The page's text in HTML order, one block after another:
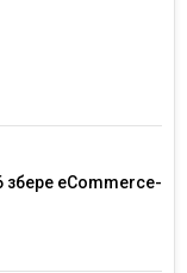
збере eCommerce-